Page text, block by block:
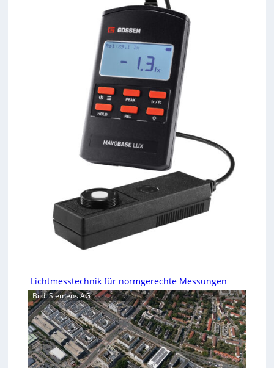
Lichtmesstechnik für normgerechte Messungen
Bild: Siemens AG